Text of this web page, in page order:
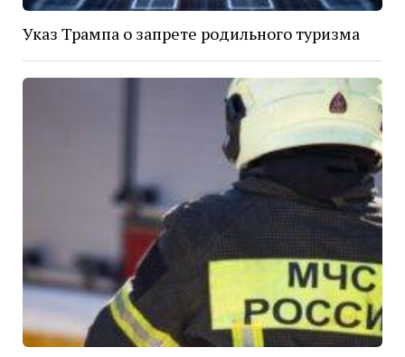
Указ Трампа о запрете родильного туризма